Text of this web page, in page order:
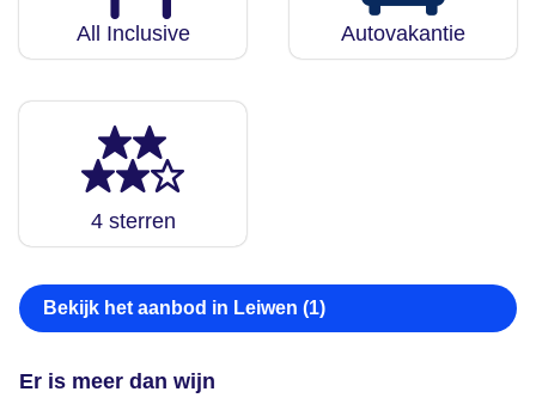
All Inclusive Autovakantie
4 sterren
Bekijk het aanbod in Leiwen (1)
Er is meer dan wijn